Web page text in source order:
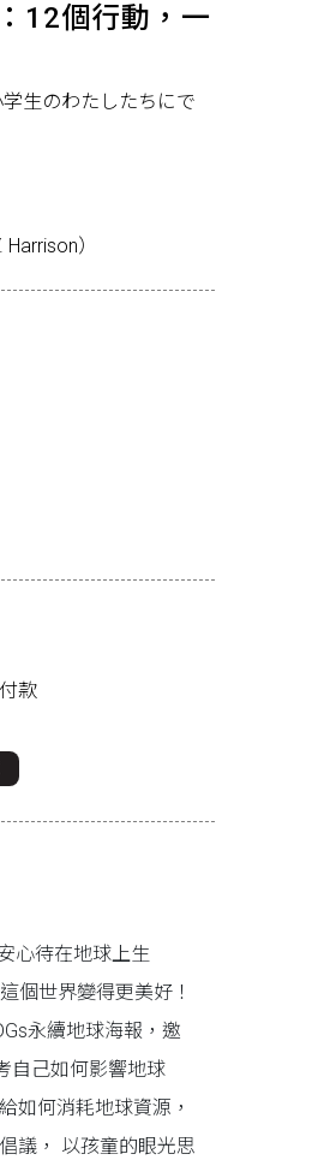
12個行動，一
生のわたしたちにで
）
款
心待在地球上生
個世界變得更美好！
永續地球海報，邀
自己如何影響地球
如何消耗地球資源，
議， 以孩童的眼光思